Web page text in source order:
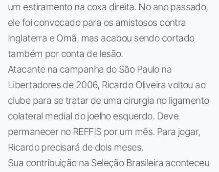
um estiramento na coxa direita. No ano passado,
ele foi convocado para os amistosos contra
Inglaterra e Omã, mas acabou sendo cortado
também por conta de lesão.
Atacante na campanha do São Paulo na
Libertadores de 2006, Ricardo Oliveira voltou ao
clube para se tratar de uma cirurgia no ligamento
colateral medial do joelho esquerdo. Deve
permanecer no REFFIS por um mês. Para jogar,
Ricardo precisará de dois meses.
Sua contribuição na Seleção Brasileira aconteceu